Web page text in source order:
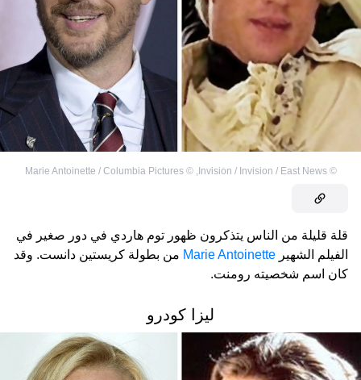
©
Invision / Invision / East News
,
©
Marie Antoinette / Columbia Pictures
قلة قليلة من الناس يتذكرون ظهور توم هاردي في دور صغير في
الفيلم الشهير Marie Antoinette من بطولة كريستين دانست. وقد
كان اسم شخصيته رومنت.
ليزا كودرو